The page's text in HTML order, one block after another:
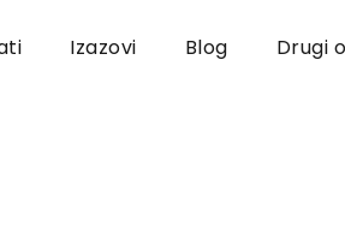
Izazovi Blog Drugi